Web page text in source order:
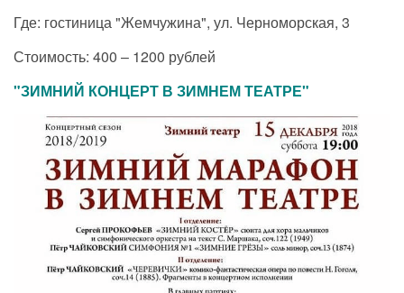
Где: гостиница "Жемчужина", ул. Черноморская, 3
Стоимость: 400 – 1200 рублей
"ЗИМНИЙ КОНЦЕРТ В ЗИМНЕМ ТЕАТРЕ"